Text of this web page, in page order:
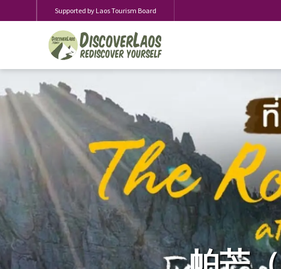
Supported by Laos Tourism Board